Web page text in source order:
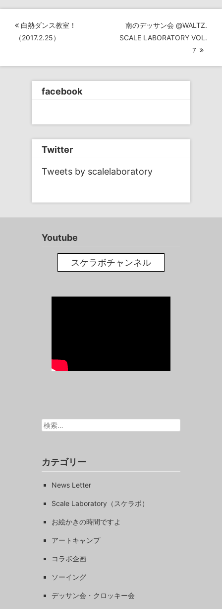
投
稿
ビ
白熱ダンス教室！
（2017.2.25）
南のデッサン会 @WALTZ.
SCALE LABORATORY VOL.
７
facebook
Twitter
Tweets by scalelaboratory
Youtube
スケラボチャンネル
検
カテゴリー
News Letter
Scale Laboratory（スケラボ）
お絵かきの時間ですよ
アートキャンプ
コラボ企画
ソーイング
デッサン会・クロッキー会